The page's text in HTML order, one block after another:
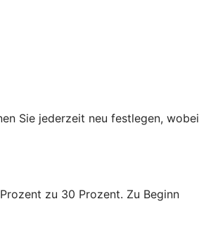
Sie jederzeit neu festlegen, wobei
zu 30 Prozent. Zu Beginn